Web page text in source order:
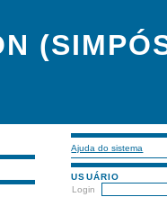
Ajuda do sistema
USUÁRIO
Login